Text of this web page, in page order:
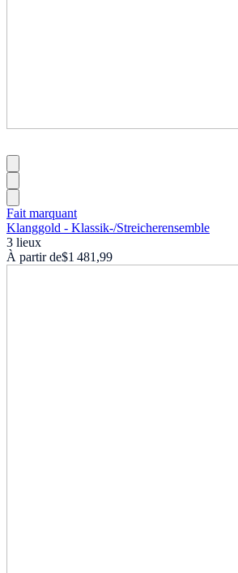
Fait marquant
Klanggold - Klassik-/Streicherensemble
3 lieux
À partir de$1 481,99